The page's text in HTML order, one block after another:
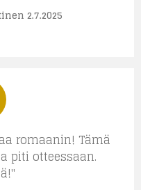
2.7.2025
romaanin! Tämä
piti otteessaan.